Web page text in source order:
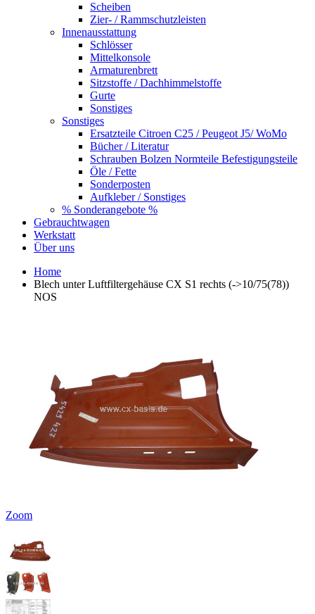
Scheiben
Zier- / Rammschutzleisten
Innenausstattung
Schlösser
Mittelkonsole
Armaturenbrett
Sitzstoffe / Dachhimmelstoffe
Gurte
Sonstiges
Sonstiges
Ersatzteile Citroen C25 / Peugeot J5/ WoMo
Bücher / Literatur
Schrauben Bolzen Normteile Befestigungsteile
Öle / Fette
Sonderposten
Aufkleber / Sonstiges
% Sonderangebote %
Gebrauchtwagen
Werkstatt
Über uns
Home
Blech unter Luftfiltergehäuse CX S1 rechts (->10/75(78))
NOS
Zoom